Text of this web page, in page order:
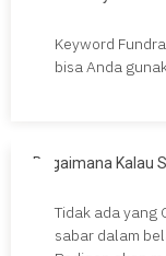
Keyword
bisa Anda
Bagaimana Kalau
Tidak ada yang
sabar dalam